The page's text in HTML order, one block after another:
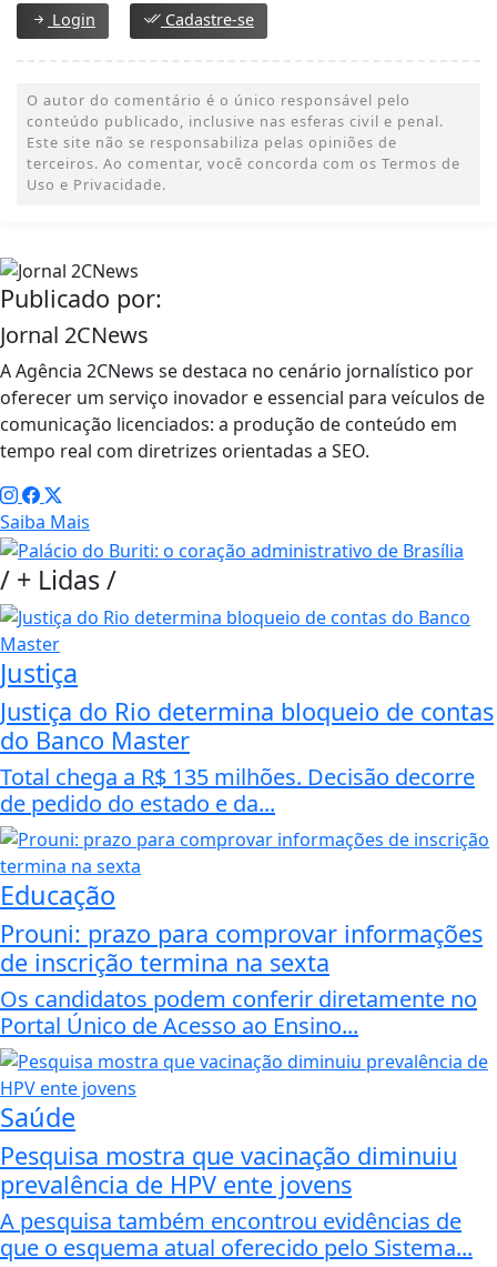
Login Cadastre-se
O autor do comentário é o único responsável pelo
conteúdo publicado, inclusive nas esferas civil e penal.
Este site não se responsabiliza pelas opiniões de
terceiros. Ao comentar, você concorda com os Termos de
Uso e Privacidade.
Publicado por:
Jornal 2CNews
A Agência 2CNews se destaca no cenário jornalístico por
oferecer um serviço inovador e essencial para veículos de
comunicação licenciados: a produção de conteúdo em
tempo real com diretrizes orientadas a SEO.
Saiba Mais
/ + Lidas/
Justiça
Justiça do Rio determina bloqueio de contas
do Banco Master
Total chega a R$ 135 milhões. Decisão decorre
de pedido do estado e da...
Educação
Prouni: prazo para comprovar informações
de inscrição termina na sexta
Os candidatos podem conferir diretamente no
Portal Único de Acesso ao Ensino...
Saúde
Pesquisa mostra que vacinação diminuiu
prevalência de HPV ente jovens
A pesquisa também encontrou evidências de
que o esquema atual oferecido pelo Sistema...